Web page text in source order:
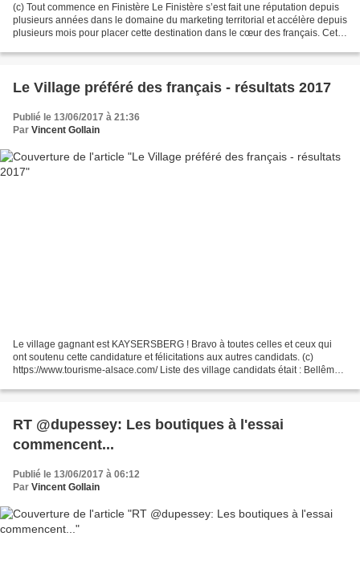
(c) Tout commence en Finistère Le Finistère s’est fait une réputation depuis
plusieurs années dans le domaine du marketing territorial et accélère depuis
plusieurs mois pour placer cette destination dans le cœur des français. Cette
Le Village préféré des français - résultats 2017
Publié le 13/06/2017 à 21:36
Par Vincent Gollain
Le village gagnant est KAYSERSBERG ! Bravo à toutes celles et ceux qui
ont soutenu cette candidature et félicitations aux autres candidats. (c)
https://www.tourisme-alsace.com/ Liste des village candidats était : Bellême /
RT @dupessey: Les boutiques à l'essai
commencent...
Publié le 13/06/2017 à 06:12
Par Vincent Gollain